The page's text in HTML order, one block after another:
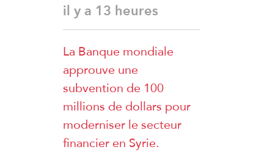
il y a 13 heures
La Banque mondiale
approuve une
subvention de 100
millions de dollars pour
moderniser le secteur
financier en Syrie.